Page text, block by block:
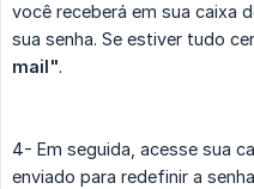
você receberá em sua caixa
sua senha. Se estiver tudo
mail".
4- Em seguida, acesse sua
enviado para redefinir a